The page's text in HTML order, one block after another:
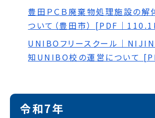
豊田ＰＣＢ廃棄物処理施設の解
ついて（豊田市） [PDF｜
UNIBOフリースクール｜NIJIN
知UNIBO校の運営について
令和7年